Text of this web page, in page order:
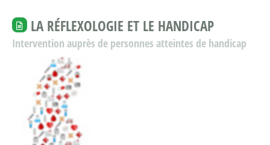
LA RÉFLEXOLOGIE ET LE HANDICAP
Intervention auprès de personnes atteintes de handicap